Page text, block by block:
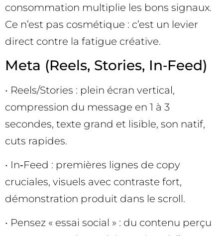
consommation multiplie les bons signaux.
Ce n’est pas cosmétique : c’est un levier
direct contre la fatigue créative.
Meta (Reels, Stories, In‑Feed)
• Reels/Stories : plein écran vertical,
compression du message en 1 à 3
secondes, texte grand et lisible, son natif,
cuts rapides.
• In‑Feed : premières lignes de copy
cruciales, visuels avec contraste fort,
démonstration produit dans le scroll.
• Pensez « essai social » : du contenu perçu